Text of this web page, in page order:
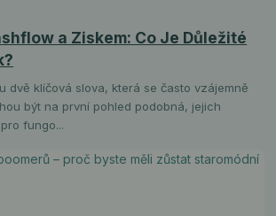
a Ziskem: Co Je Důležité
dvě klíčová slova, která se často vzájemně
být na první pohled podobná, jejich
fungo...